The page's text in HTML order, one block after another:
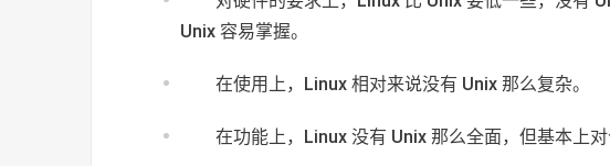
Unix 容易掌握。
在使用上，Linux 相对来说没有 Unix 那么复杂。
在功能上，Linux 没有 Unix 那么全面，但基本上